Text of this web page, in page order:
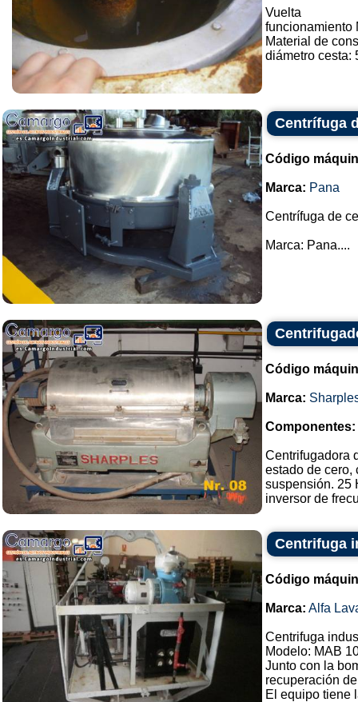
Vuelta
funcionamiento
Material de
diámetro cesta:
Centrífuga
Código
Marca: Pana
Centrífuga de
Marca: Pana....
Código
Marca:
Componentes:
Centrifugadora
estado de cero,
suspensión. 25
inversor de
Centrifuga
Código
Marca: Alfa
Centrifuga
Modelo: MAB
Junto con la
recuperación
El equipo tiene